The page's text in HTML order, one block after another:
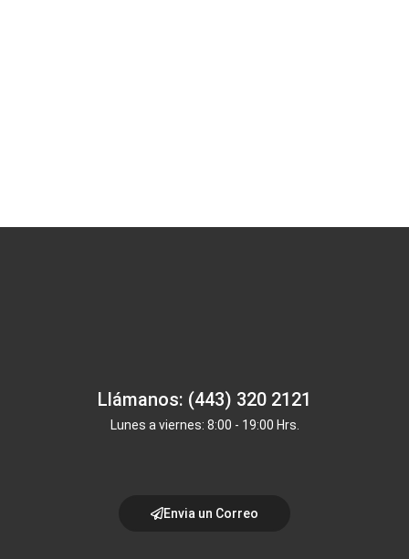
Llámanos: (443) 320 2121
Lunes a viernes: 8:00 - 19:00 Hrs.
Envia un Correo